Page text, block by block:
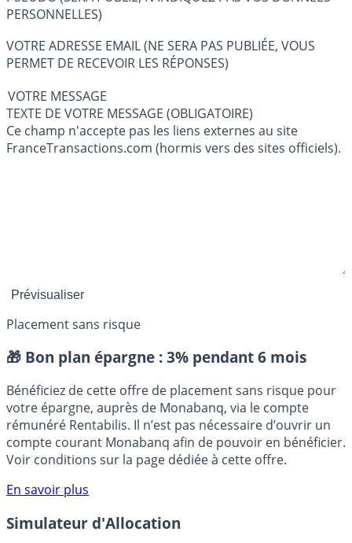
PERSONNELLES)
VOTRE ADRESSE EMAIL (NE SERA PAS PUBLIÉE, VOUS
PERMET DE RECEVOIR LES RÉPONSES)
VOTRE MESSAGE
TEXTE DE VOTRE MESSAGE (OBLIGATOIRE)
Ce champ n'accepte pas les liens externes au site
FranceTransactions.com (hormis vers des sites officiels).
Placement sans risque
🎁 Bon plan épargne : 3% pendant 6 mois
Bénéficiez de cette offre de placement sans risque pour
votre épargne, auprès de Monabanq, via le compte
rémunéré Rentabilis. Il n’est pas nécessaire d’ouvrir un
Voir conditions sur la page dédiée à cette offre.
En savoir plus